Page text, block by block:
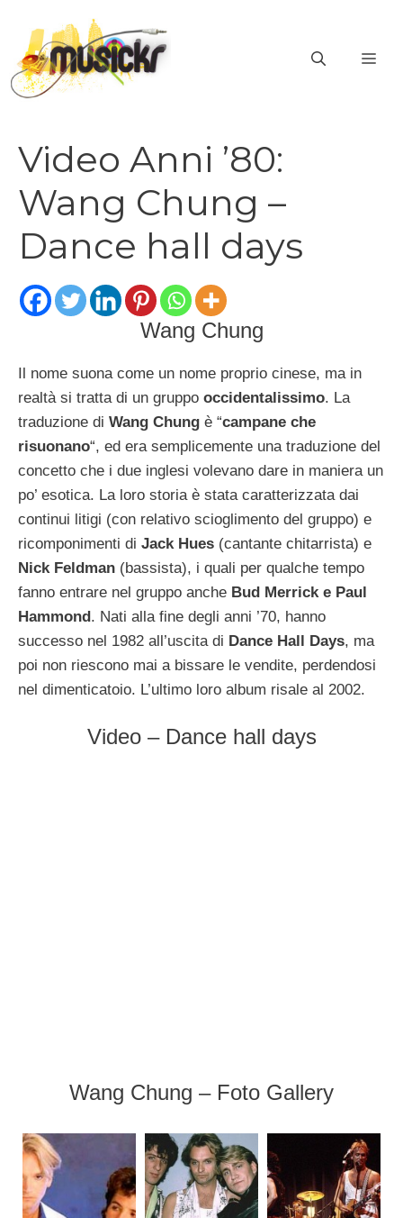
contenuto
Video Anni ’80:
Wang Chung –
Dance hall days
Wang Chung
Il nome suona come un nome proprio cinese, ma in
realtà si tratta di un gruppo occidentalissimo. La
traduzione di Wang Chung è “campane che
risuonano“, ed era semplicemente una traduzione del
concetto che i due inglesi volevano dare in maniera un
po’ esotica. La loro storia è stata caratterizzata dai
continui litigi (con relativo scioglimento del gruppo) e
ricomponimenti di Jack Hues (cantante chitarrista) e
Nick Feldman (bassista), i quali per qualche tempo
fanno entrare nel gruppo anche Bud Merrick e Paul
Hammond. Nati alla fine degli anni ’70, hanno
successo nel 1982 all’uscita di Dance Hall Days, ma
poi non riescono mai a bissare le vendite, perdendosi
nel dimenticatoio. L’ultimo loro album risale al 2002.
Video – Dance hall days
Wang Chung – Foto Gallery